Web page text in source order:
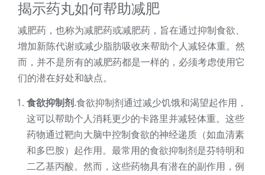
揭示药丸如何帮助减肥
减肥药，也称为减肥药或减肥药，旨在通过抑制食欲、
增加新陈代谢或减少脂肪吸收来帮助个人减轻体重。然
而，并不是所有的减肥药都是一样的，必须考虑使用它
们的潜在好处和缺点。
食欲抑制剂.食欲抑制剂通过减少饥饿和渴望起作用，
这可以帮助个人消耗更少的卡路里并减轻体重。这些
药物通过靶向大脑中控制食欲的神经递质（如血清素
和多巴胺）起作用。最常用的食欲抑制剂是芬特明和
二乙基丙酸。然而，这些药物具有潜在的副作用，例